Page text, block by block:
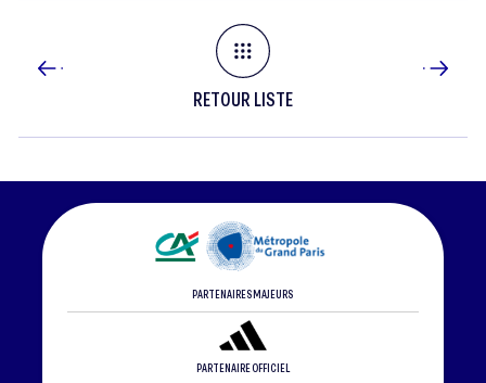
RETOUR LISTE
PARTENAIRES MAJEURS
PARTENAIRE OFFICIEL